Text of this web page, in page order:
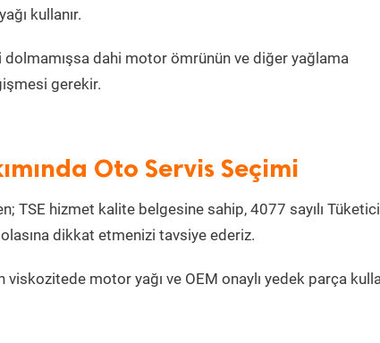
kullanır.
dolmamışsa dahi motor ömrünün ve diğer yağlama
gerekir.
Oto Servis Seçimi
TSE hizmet kalite belgesine sahip, 4077 sayılı Tüketici
dikkat etmenizi tavsiye ederiz.
viskozitede motor yağı ve OEM onaylı yedek parça